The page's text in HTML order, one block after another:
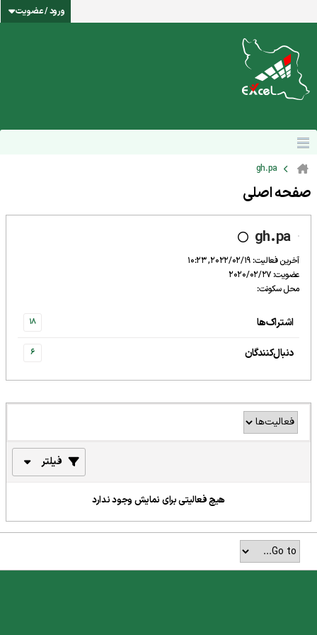
ورود / عضویت
gh.pa
صفحه اصلی
gh.pa
آخرین فعالیت: 2022/02/19, 10:23
عضویت: 2020/02/27
محل سکونت:
اشتراک‌ها 18
دنبال‌کنندگان 6
فیلتر
هیچ فعالیتی برای نمایش وجود ندارد